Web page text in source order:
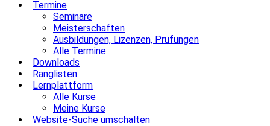
Termine
Seminare
Meisterschaften
Ausbildungen, Lizenzen, Prüfungen
Alle Termine
Downloads
Ranglisten
Lernplattform
Alle Kurse
Meine Kurse
Website-Suche umschalten